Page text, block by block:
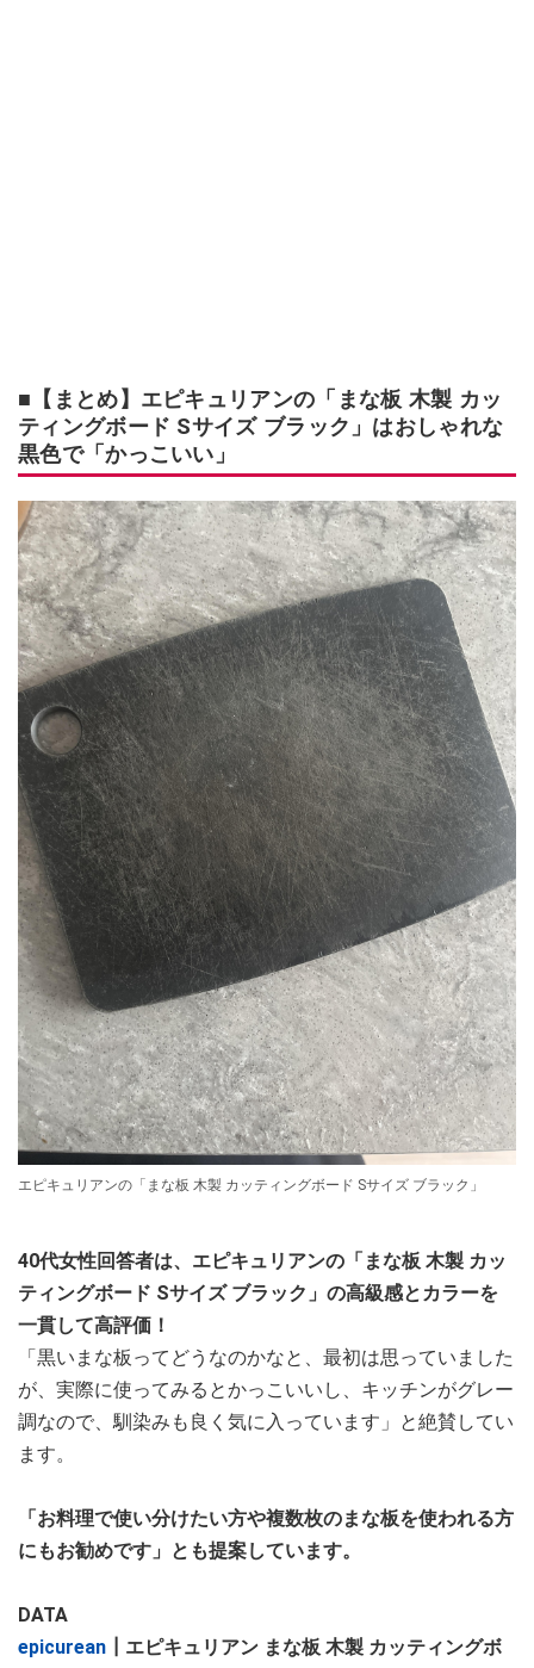
■【まとめ】エピキュリアンの「まな板 木製 カッ
ティングボード Sサイズ ブラック」はおしゃれな
黒色で「かっこいい」
エピキュリアンの「まな板 木製 カッティングボード Sサイズ ブラック」
40代女性回答者は、エピキュリアンの「まな板 木製 カッ
ティングボード Sサイズ ブラック」の高級感とカラーを
一貫して高評価！
「黒いまな板ってどうなのかなと、最初は思っていました
が、実際に使ってみるとかっこいいし、キッチンがグレー
調なので、馴染みも良く気に入っています」と絶賛してい
ます。
「お料理で使い分けたい方や複数枚のまな板を使われる方
にもお勧めです」とも提案しています。
DATA
epicurean ┃エピキュリアン まな板 木製 カッティングボ